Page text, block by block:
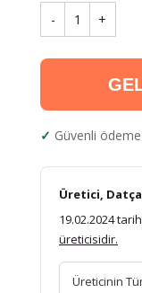
- 1 +
Güvenli ödeme
Üretici,
19.02.2024
üreticisidir.
Üreticinin